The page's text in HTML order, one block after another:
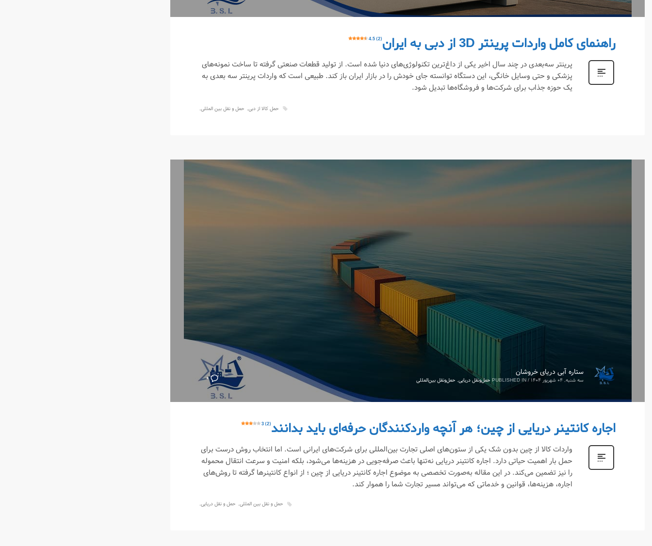
راهنمای کامل واردات پرینتر 3D از دبی به ایران 4.5 (2)
پرینتر سه‌بعدی در چند سال اخیر یکی از داغ‌ترین تکنولوژی‌های دنیا شده است. از تولید قطعات صنعتی گرفته تا ساخت نمونه‌های
پزشکی و حتی وسایل خانگی، این دستگاه توانسته جای خودش را در بازار ایران باز کند. طبیعی است که واردات پرینتر سه‌ بعدی به
یک حوزه جذاب برای شرکت‌ها و فروشگاه‌ها تبدیل شود.
حمل کالا از دبی حمل و نقل بین المللی
۰
ستاره آبی دریای خروشان
سه شنبه, ۰۴ شهریور ۱۴۰۴ /
PUBLISHED IN حمل‌ونقل دریایی, حمل‌ونقل بین‌المللی
اجاره کانتینر دریایی از چین؛ هر آنچه واردکنندگان حرفه‌ای باید بدانند3 (2)
واردات کالا از چین بدون شک یکی از ستون‌های اصلی تجارت بین‌المللی برای شرکت‌های ایرانی است. اما انتخاب روش درست برای
حمل بار اهمیت حیاتی دارد. اجاره کانتینر دریایی نه‌تنها باعث صرفه‌جویی در هزینه‌ها می‌شود، بلکه امنیت و سرعت انتقال محموله
را نیز تضمین می‌کند. در این مقاله به‌صورت تخصصی به موضوع اجاره کانتینر دریایی از چین ؛ از انواع کانتینرها گرفته تا روش‌های
اجاره، هزینه‌ها، قوانین و خدماتی که می‌تواند مسیر تجارت شما را هموار کند.
حمل و نقل بین المللی حمل و نقل دریایی